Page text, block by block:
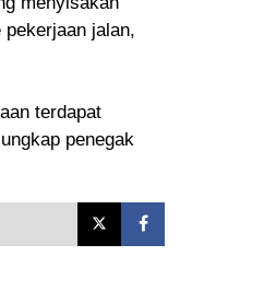
jalan,
terdapat
penegak